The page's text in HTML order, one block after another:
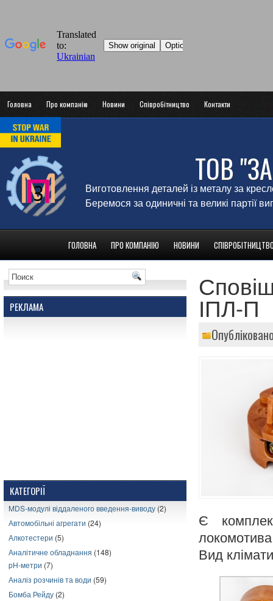
Головна Про компанію Новини Співробітництво Контакти
ТОВ
Виготовлення деталей із металу за
Беремося за одиничні та великі партії
ГОЛОВНА ПРО КОМПАНІЮ НОВИНИ
РЕКЛАМА
КАТЕГОРІЇ
MDS-модулі віддаленого введення-виводу (2)
Автомобільні агрегати (24)
Алкотестери (5)
Аналітичне обладнання (148)
pH-метри (7)
Аналіз розчинів та води (59)
Бомба Рейду (2)
ІПЛ-П
Є
Вид